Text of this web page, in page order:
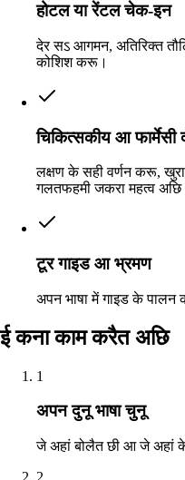
होटल या रेंटल चेक-इन
देर सऽ आगमन, अतिरिक्त
कोशिश करू।
चिकित्सकीय आ फार्मेसी
लक्षण के सही वर्णन करू,
गलतफहमी जकरा महत्व
टूर गाइड आ भ्रमण
अपन भाषा में गाइड के
ई कना काम करैत अछि
1
अपन दुनू भाषा चुनू
जे अहां बोलैत छी आ जे अहां
2